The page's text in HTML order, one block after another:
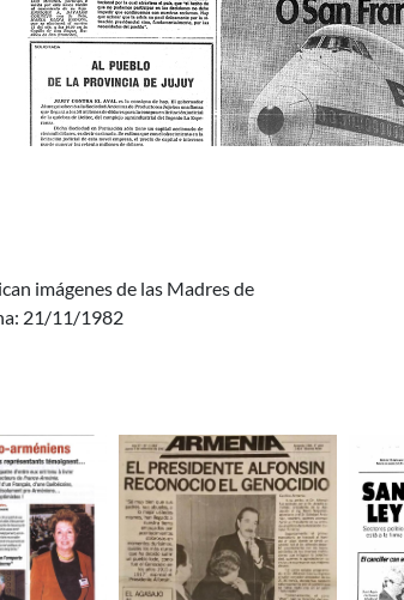
imágenes de las Madres de
21/11/1982